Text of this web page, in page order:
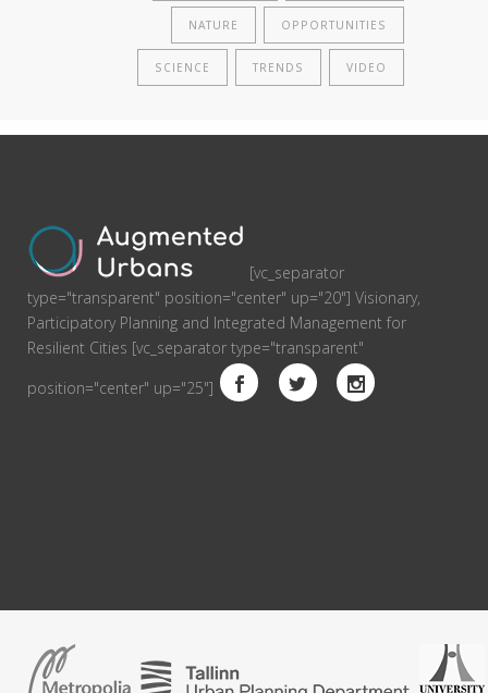
NATURE OPPORTUNITIES
SCIENCE TRENDS VIDEO
[vc_separator
type="transparent" position="center" up="20"] Visionary,
Participatory Planning and Integrated Management for
Resilient Cities [vc_separator type="transparent"
position="center" up="25"]